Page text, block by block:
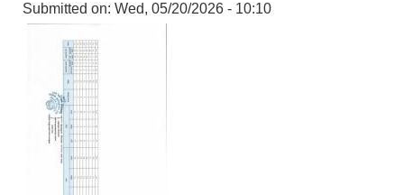
Submitted on: Wed, 05/20/2026 - 10:10